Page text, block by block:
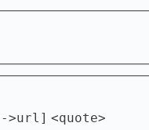
>url] <quote>